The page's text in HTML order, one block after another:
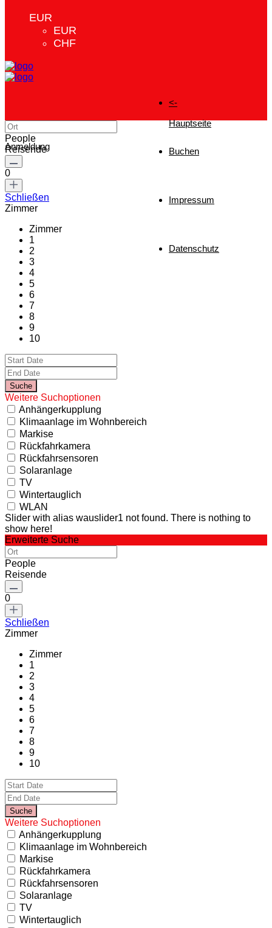
EUR
EUR
CHF
<-
Hauptseite
Buchen
Impressum
Datenschutz
Anmeldung
People
Reisende
0
Schließen
Zimmer
Zimmer
1
2
3
4
5
6
7
8
9
10
Weitere Suchoptionen
Anhängerkupplung
Klimaanlage im Wohnbereich
Markise
Rückfahrkamera
Rückfahrsensoren
Solaranlage
TV
Wintertauglich
WLAN
Slider with alias wauslider1 not found. There is nothing to
show here!
Erweiterte Suche
People
Reisende
0
Schließen
Zimmer
Zimmer
1
2
3
4
5
6
7
8
9
10
Weitere Suchoptionen
Anhängerkupplung
Klimaanlage im Wohnbereich
Markise
Rückfahrkamera
Rückfahrsensoren
Solaranlage
TV
Wintertauglich